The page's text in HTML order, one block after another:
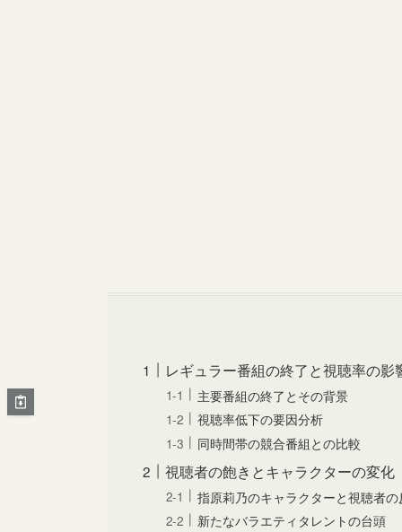
レギュラー番組の終了と視聴率の影
主要番組の終了とその背景
視聴率低下の要因分析
同時間帯の競合番組との比較
視聴者の飽きとキャラクターの変化
指原莉乃のキャラクターと視聴者
新たなバラエティタレントの台頭